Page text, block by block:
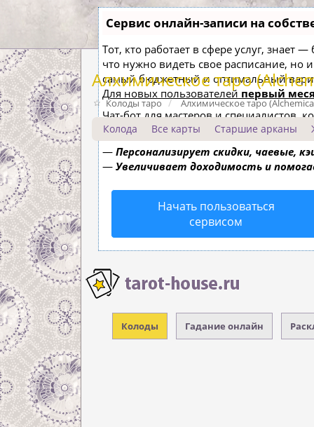
Сервис онлайн-записи на
Тот, кто работает в сфере услуг, знает
что нужно видеть свое расписание,
самый бюджетный и оптимальный
Для новых пользователей первый
Чат-бот для мастеров и специалистов,
—Сам записывает клиентов и
— Персонализирует скидки, чаевые,
— Увеличивает доходимость и
Начать пользоваться
сервисом
Колоды Гадание онлайн
Алхимическое таро
Колоды таро Алхимическое таро
Колода Все карты Старшие арканы